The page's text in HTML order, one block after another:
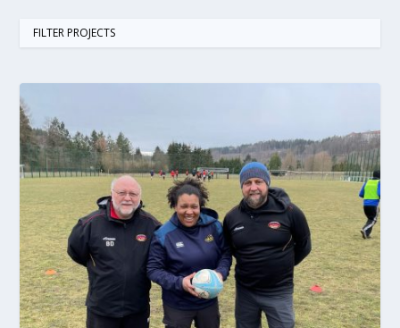
FILTER PROJECTS
FERNSEHBERICHTE
PRESSEBERICHTE
VIDEO-GALERIE